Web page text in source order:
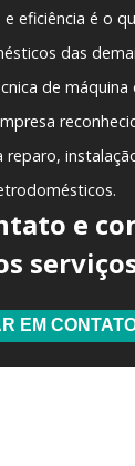
eficiência é o
das
de máquina
reparo,
e
EM